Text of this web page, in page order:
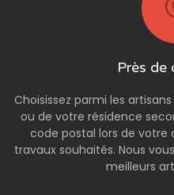
Près de
Choisissez parmi les
ou de votre résidence
code postal lors de votre
travaux souhaités. Nous
meilleurs